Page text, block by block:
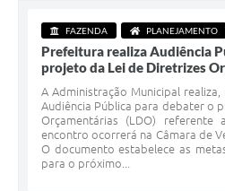
FAZENDA PLANEJAMENTO
Prefeitura realiza Audiência
projeto da Lei de Diretrizes
A Administração Municipal
Audiência Pública para debater o
Orçamentárias (LDO)
encontro ocorrerá na Câmara de
O documento estabelece as
para o próximo...